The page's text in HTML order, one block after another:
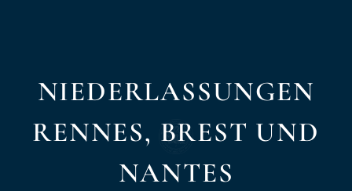
NIEDERLASSUNGEN
RENNES, BREST UND
NANTES